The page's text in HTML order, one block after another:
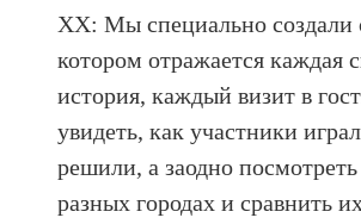
ХХ: Мы специально создали
котором отражается каждая
история, каждый визит в
увидеть, как участники
решили, а заодно
разных городах и сравнить